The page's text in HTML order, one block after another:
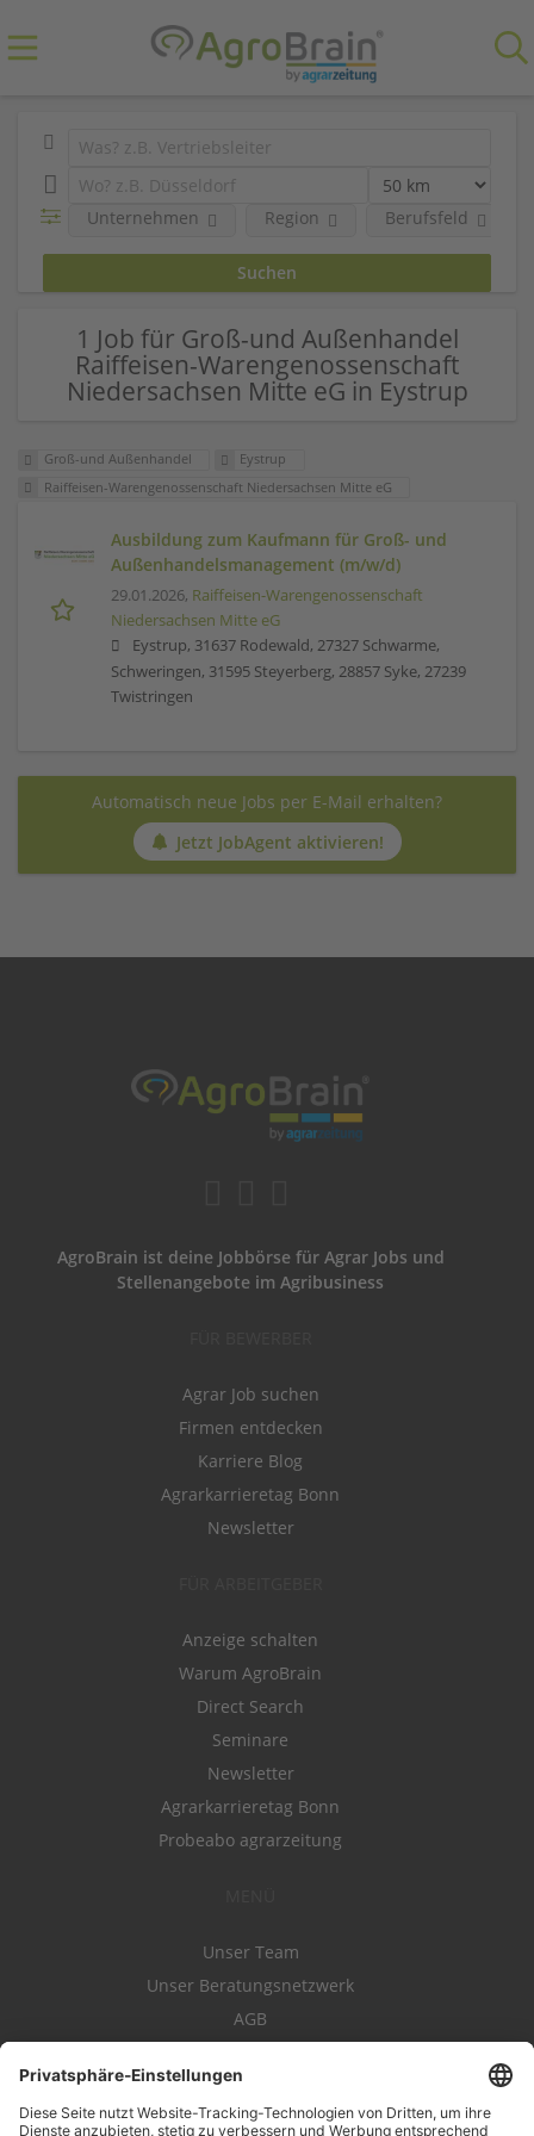
Unternehmen Region Berufsfeld
1 Job für Groß-und Außenhandel
Raiffeisen-Warengenossenschaft
Niedersachsen Mitte eG in Eystrup
Groß-und Außenhandel
Eystrup
Raiffeisen-Warengenossenschaft Niedersachsen Mitte eG
Ausbildung zum Kaufmann für Groß- und
Außenhandelsmanagement (m/w/d)
29.01.2026, Raiffeisen-Warengenossenschaft
Niedersachsen Mitte eG
Eystrup, 31637 Rodewald, 27327 Schwarme,
Schweringen, 31595 Steyerberg, 28857 Syke, 27239
Twistringen
Automatisch neue Jobs per E-Mail erhalten?
Jetzt JobAgent aktivieren!
AgroBrain ist deine Jobbörse für Agrar Jobs und
Stellenangebote im Agribusiness
Agrar Job suchen
Firmen entdecken
Karriere Blog
Agrarkarrieretag Bonn
Newsletter
Anzeige schalten
Warum AgroBrain
Direct Search
Seminare
Newsletter
Agrarkarrieretag Bonn
Probeabo agrarzeitung
Unser Team
Unser Beratungsnetzwerk
AGB
Datenschutz
Impressum